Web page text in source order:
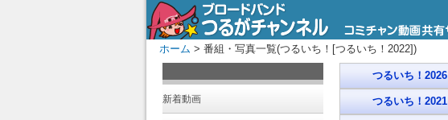
ホーム > 番組・写真一覧(つるいち！[つるいち！2022])
新着動画
つるいち！2026
つるいち！2021